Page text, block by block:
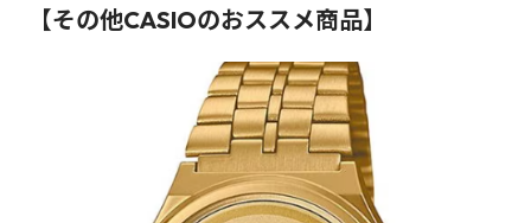
【その他CASIOのおススメ商品】